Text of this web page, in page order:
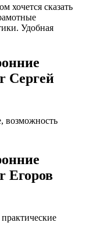
хочется сказать
Удобная
Сергей
возможность
Егоров
практические